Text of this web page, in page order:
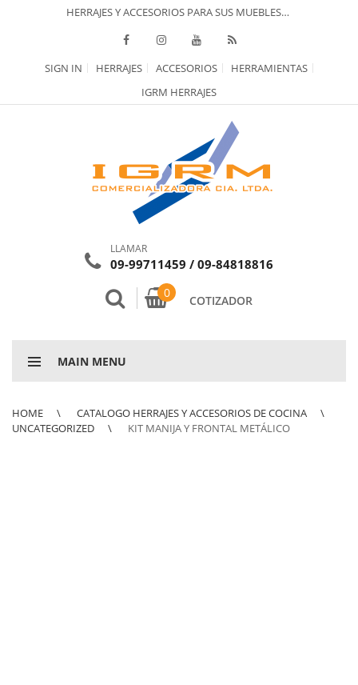
HERRAJES Y ACCESORIOS PARA SUS MUEBLES…
SIGN IN HERRAJES ACCESORIOS
HERRAMIENTAS
IGRM HERRAJES
LLAMAR
09-99711459 / 09-84818816
0
COTIZADOR
MAIN MENU
HOME
CATALOGO HERRAJES Y ACCESORIOS DE COCINA
UNCATEGORIZED
KIT MANIJA Y FRONTAL METÁLICO